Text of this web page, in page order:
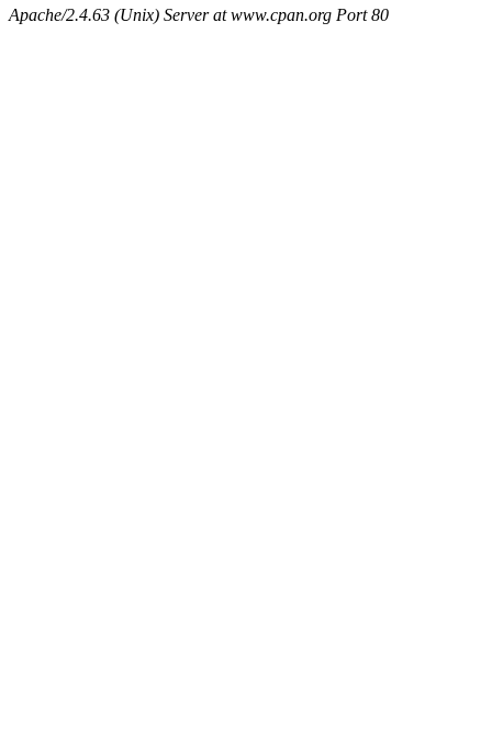
Apache/2.4.63 (Unix) Server at www.cpan.org Port 80